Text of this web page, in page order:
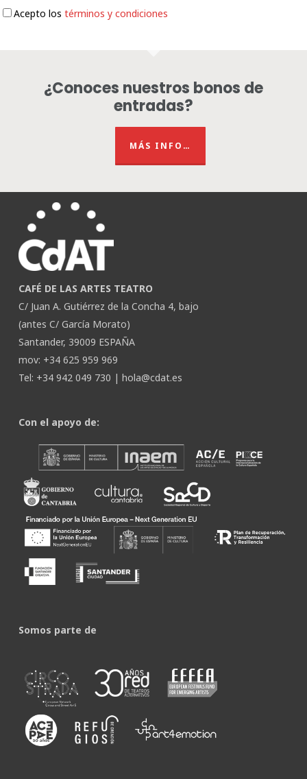
Acepto los términos y condiciones
¿Conoces nuestros bonos de
entradas?
MÁS INFO…
CAFÉ DE LAS ARTES TEATRO
C/ Juan A. Gutiérrez de la Concha 4, bajo
(antes C/ García Morato)
Santander, 39009 ESPAÑA
mov: +34 625 959 969
Tel: +34 942 049 730 | hola@cdat.es
Con el apoyo de:
Somos parte de